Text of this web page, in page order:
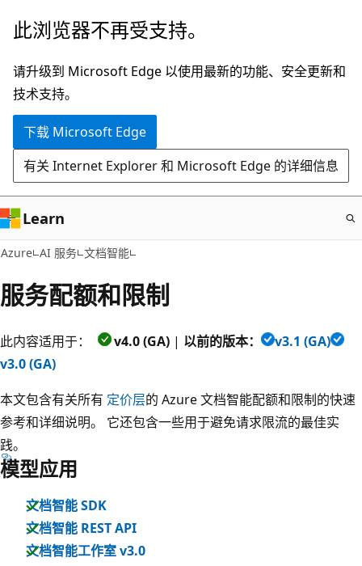
跳
主
要
内
此浏览器不再受支持。
请升级到 Microsoft Edge 以使用最新的功能、安全更新和
技术支持。
下载 Microsoft Edge
有关 Internet Explorer 和 Microsoft Edge 的详细信息
Learn
Azure AI 服务 文档智能
服务配额和限制
此内容适用于： v4.0 (GA) | 以前的版本：
v3.1 (GA)
v3.0 (GA)
本文包含有关所有 定价层的 Azure 文档智能配额和限制的快速
参考和详细说明。 它还包含一些用于避免请求限流的最佳实
践。
模型应用
文档智能 SDK
文档智能 REST API
文档智能工作室 v3.0